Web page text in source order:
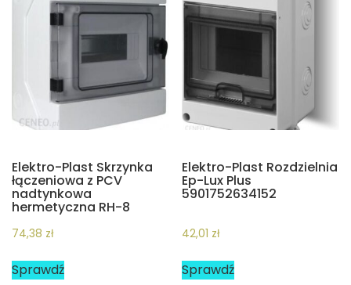
Elektro-Plast Skrzynka
łączeniowa z PCV
nadtynkowa
hermetyczna RH-8
74,38 zł
Sprawdź
Elektro-Plast Rozdzielnia
Ep-Lux Plus
5901752634152
42,01 zł
Sprawdź